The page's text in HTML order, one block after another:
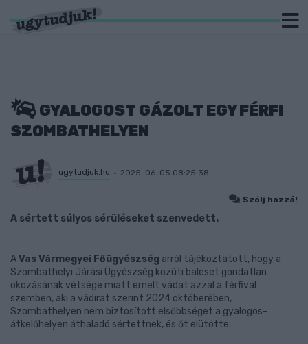
GYALOGOST GÁZOLT EGY FÉRFI
SZOMBATHELYEN
ugytudjuk.hu 2025-06-05 08:25:38
Szólj hozzá!
A sértett súlyos sérüléseket szenvedett.
AVas Vármegyei Főügyészség arról tájékoztatott, hogy a
Szombathelyi Járási Ügyészség közúti baleset gondatlan
okozásának vétsége miatt emelt vádat azzal a férfival
szemben, aki a vádirat szerint 2024 októberében,
Szombathelyen nem biztosított elsőbbséget a gyalogos-
átkelőhelyen áthaladó sértettnek, és őt elütötte.